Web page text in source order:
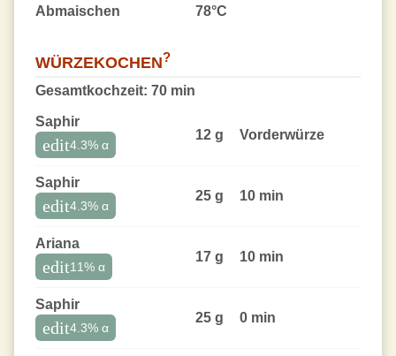
Abmaischen 78°C
WÜRZEKOCHEN?
Gesamtkochzeit: 70 min
Saphir
edit4.3% α
12 g Vorder­würze
Saphir
edit4.3% α
25 g 10 min
Ariana
edit11% α
17 g 10 min
Saphir
edit4.3% α
25 g 0 min